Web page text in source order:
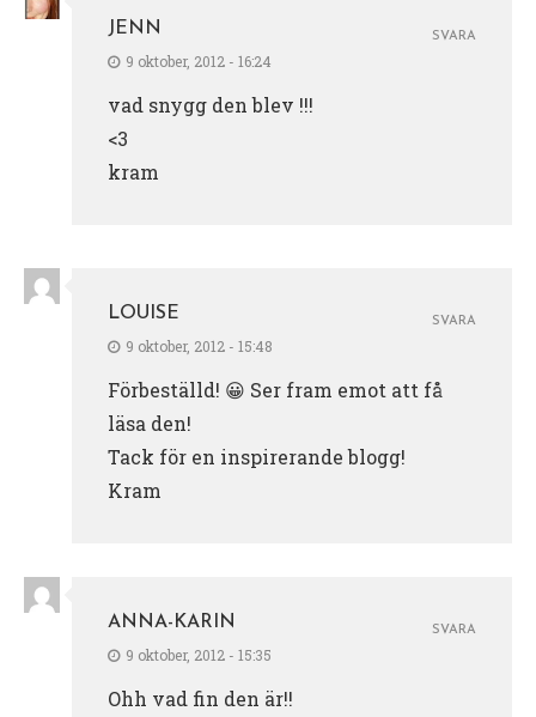
JENN
9 oktober, 2012 - 16:24
vad snygg den blev !!!
<3
kram
SVARA
LOUISE
9 oktober, 2012 - 15:48
Förbeställd! 😀 Ser fram emot att få
läsa den!
Tack för en inspirerande blogg!
Kram
SVARA
ANNA-KARIN
9 oktober, 2012 - 15:35
Ohh vad fin den är!!
SVARA